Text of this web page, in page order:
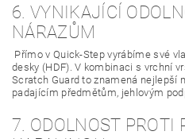
6. VYNIKAJÍCÍ
NÁRAZŮM
Přímo v Quick-Step vyrábíme své
desky (HDF). V kombinaci s vrchní
Scratch Guard to znamená nejlepší
padajícím předmětům, jehlovým
7. ODOLNOST PROTI